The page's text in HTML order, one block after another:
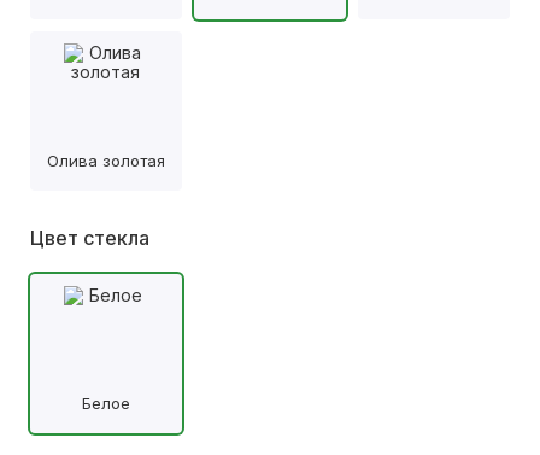
Олива золотая
Цвет стекла
Белое